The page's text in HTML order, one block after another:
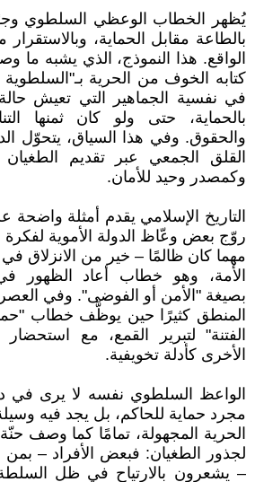
يُظهر الخطاب الوعظي السلطوي وجهًا
بالطاعة مقابل الحماية، وبالاستقرار
الواقع. هذا النموذج، الذي يشبه
كتابه الخوف من الحرية بـ"السلطوية
في نفسية الجماهير التي تعيش
بالحماية، حتى ولو كان ثمنها
والحقوق. وفي هذا السياق، يتحوّل
القلق الجمعي عبر تقديم
وكمصدر وحيد للأمان.
التاريخ الإسلامي يقدم أمثلة
روّج بعض وعّاظ الدولة الأموية
مهما كان ظالمًا – خير من الانزلاق
الأمة، وهو خطاب أعاد الظهور
بصيغة "الأمن أو الفوضى". وفي
المنطق كثيرًا حين يوظَّف خطاب
الفتنة" لتبرير القمع، مع
الأخرى كأدلة تخويفية.
الواعظ السلطوي نفسه لا يرى في
مجرد حماية للحاكم، بل يجد فيه
الحرية المجهولة، تمامًا كما وصف
لجذور الطغيان: فبعض الأفراد – بمن
– يشعرون بالارتياح في ظل السلطة